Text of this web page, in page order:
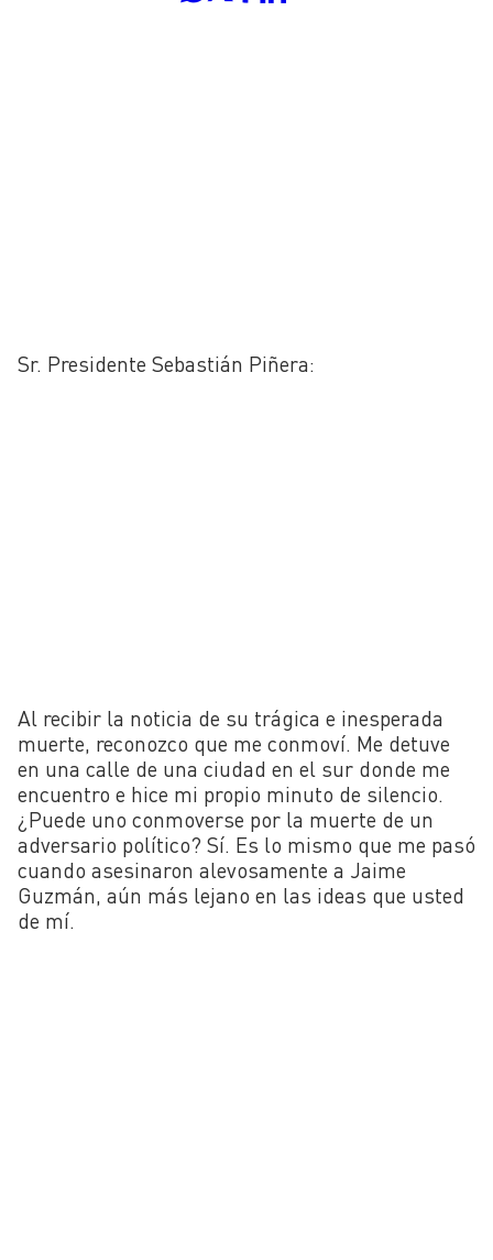
Sr. Presidente Sebastián Piñera:
Al recibir la noticia de su trágica e inesperada
muerte, reconozco que me conmoví. Me detuve
en una calle de una ciudad en el sur donde me
encuentro e hice mi propio minuto de silencio.
¿Puede uno conmoverse por la muerte de un
adversario político? Sí. Es lo mismo que me pasó
cuando asesinaron alevosamente a Jaime
Guzmán, aún más lejano en las ideas que usted
de mí.